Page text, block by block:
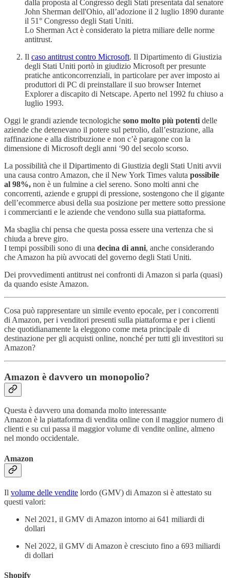
dalla proposta al Congresso degli Stati presentata dal senatore
John Sherman dell'Ohio, all’adozione il 2 luglio 1890 durante
il 51° Congresso degli Stati Uniti.
Lo Sherman Act è considerato la pietra miliare delle norme
antitrust.
Il caso antitrust contro Microsoft. Il Dipartimento di Giustizia
degli Stati Uniti portò in giudizio Microsoft per presunte
pratiche anticoncorrenziali, in particolare per aver imposto ai
produttori di PC di preinstallare il suo browser Internet
Explorer a discapito di Netscape. Aperto nel 1992 fu chiuso a
luglio 1993.
Oggi le grandi aziende tecnologiche sono molto più potenti delle
aziende che detenevano il potere sul petrolio, dall’estrazione, alla
raffinazione e alla distribuzione e non c’è paragone con la
dimensione di Microsoft degli anni ‘90 del secolo scorso.
La possibilità che il Dipartimento di Giustizia degli Stati Uniti avvii
una causa contro Amazon, che il New York Times valuta possibile
al 98%, non è un fulmine a ciel sereno. Sono molti anni che
concorrenti, aziende e gruppi di pressione, sostengono che il gigante
dell’ecommerce abusi della sua posizione per mettere sotto pressione
i commercianti e le aziende che vendono sulla sua piattaforma.
Ma sbaglia chi pensa che questa possa essere una vertenza che si
chiuda a breve giro.
I tempi possibili sono di una decina di anni, anche considerando
che Amazon ha più avvocati del governo degli Stati Uniti.
Dei provvedimenti antitrust nei confronti di Amazon si parla (quasi)
da quando esiste Amazon.
Cosa può rappresentare un simile evento epocale, per i concorrenti
di Amazon, per i venditori presenti sulla piattaforma e per i clienti
che quotidianamente la eleggono come meta principale di
destinazione per gli acquisti online, nonché per tutti gli investitori su
Amazon?
Amazon è davvero un monopolio?
Questa è davvero una domanda molto interessante
Amazon è la piattaforma di vendita online con il maggior numero di
clienti e su cui passa il maggior volume di vendite online, almeno
nel mondo occidentale.
Amazon
Il volume delle vendite lordo (GMV) di Amazon si è attestato su
questi valori:
Nel 2021, il GMV di Amazon intorno ai 641 miliardi di
dollari
Nel 2022, il GMV di Amazon è cresciuto fino a 693 miliardi
di dollari
Shopify